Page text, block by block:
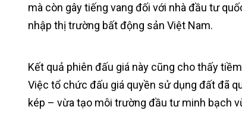
mà còn gây tiếng vang đối với nhà đầu tư
nhập thị trường bất động sản Việt Nam.
Kết quả phiên đấu giá này cũng cho thấy
Việc tổ chức đấu giá quyền sử dụng đất đã
kép – vừa tạo môi trường đầu tư minh bạch